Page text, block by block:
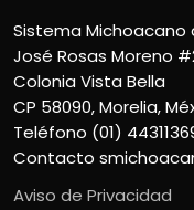
Sistema Michoacano
José Rosas Moreno
Colonia Vista Bella
CP 58090, Morelia,
Teléfono (01)
Contacto
Aviso de Privacidad